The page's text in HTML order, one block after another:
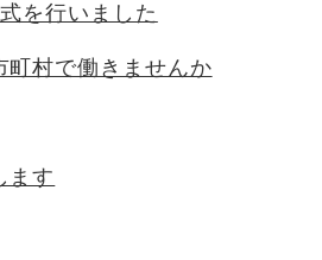
を行いました
町村で働きませんか
ます